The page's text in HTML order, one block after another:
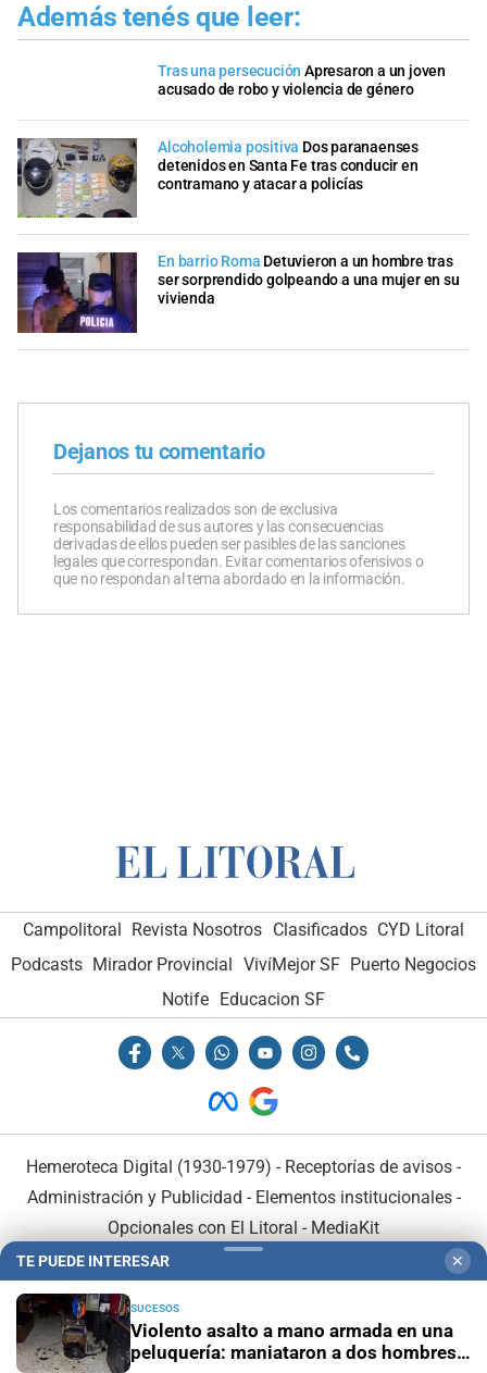
Además tenés que leer:
Tras una persecución Apresaron a un joven
acusado de robo y violencia de género
Alcoholemia positiva Dos paranaenses
detenidos en Santa Fe tras conducir en
contramano y atacar a policías
En barrio Roma Detuvieron a un hombre tras
ser sorprendido golpeando a una mujer en su
vivienda
Dejanos tu comentario
Los comentarios realizados son de exclusiva
responsabilidad de sus autores y las consecuencias
derivadas de ellos pueden ser pasibles de las sanciones
legales que correspondan. Evitar comentarios ofensivos o
que no respondan al tema abordado en la información.
Campolitoral Revista Nosotros Clasificados CYD Litoral
Podcasts Mirador Provincial VivíMejor SF Puerto Negocios
Notife
Educacion SF
Hemeroteca Digital (1930-1979) - Receptorías de avisos -
Administración y Publicidad - Elementos institucionales-
Opcionales con El Litoral - MediaKit
TE PUEDE INTERESAR ✕
SUCESOS
Violento asalto a mano armada en una
peluquería: maniataron a dos hombres y